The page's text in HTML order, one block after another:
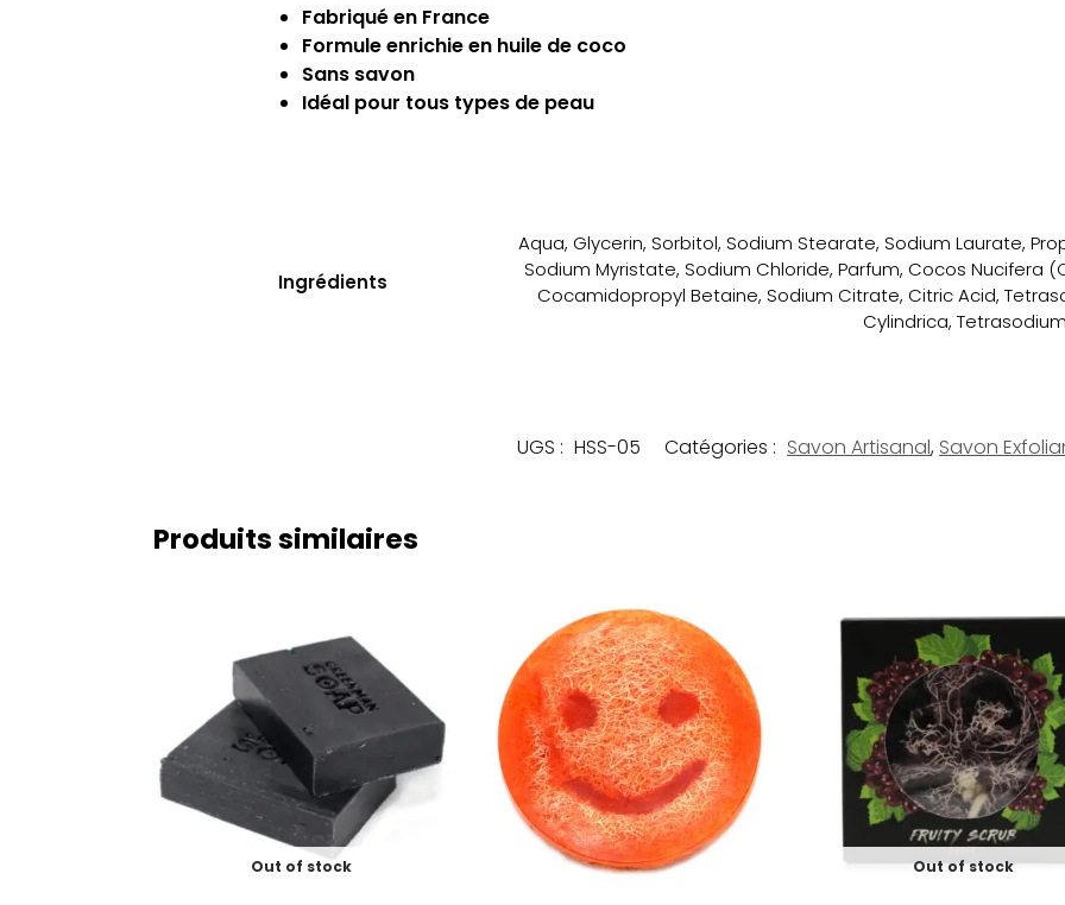
Fabriqué en France
Formule enrichie en huile de coco
Sans savon
Idéal pour tous types de peau
Ingrédients
Aqua, Glycerin, Sorbitol, Sodium Stearate, Sodium Laurate,
Sodium Myristate, Sodium Chloride, Parfum, Cocos Nucifera
Cocamidopropyl Betaine, Sodium Citrate, Citric Acid,
Cylindrica,
UGS : HSS-05 Catégories : Savon Artisanal, Savon
Produits similaires
Out of stock Out of stock